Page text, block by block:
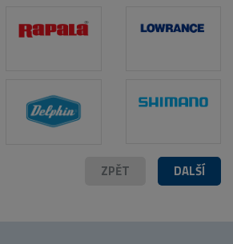
DALŠÍ
ZPĚT